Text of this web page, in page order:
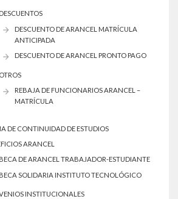
DESCUENTOS
DESCUENTO DE ARANCEL MATRÍCULA
ANTICIPADA
DESCUENTO DE ARANCEL PRONTO PAGO
OTROS
REBAJA DE FUNCIONARIOS ARANCEL –
MATRÍCULA
DE CONTINUIDAD DE ESTUDIOS
ARANCEL
BECA DE ARANCEL TRABAJADOR-ESTUDIANTE
BECA SOLIDARIA INSTITUTO TECNOLÓGICO
INSTITUCIONALES